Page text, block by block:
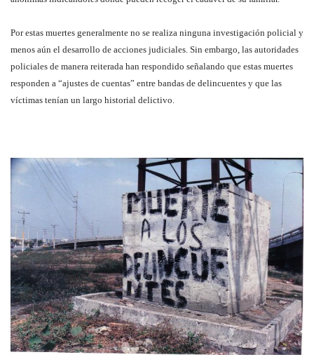
Por estas muertes generalmente no se realiza ninguna investigación policial y
menos aún el desarrollo de acciones judiciales. Sin embargo, las autoridades
policiales de manera reiterada han respondido señalando que estas muertes
responden a “ajustes de cuentas” entre bandas de delincuentes y que las
víctimas tenían un largo historial delictivo.